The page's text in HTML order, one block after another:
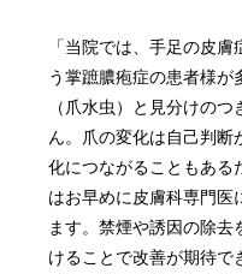
「当院では、手足の皮
う掌蹠膿疱症の患者様
（爪水虫）と見分けの
ん。爪の変化は自己判
化につながることもある
はお早めに皮膚科専門医
ます。禁煙や誘因の除
けることで改善が期待で